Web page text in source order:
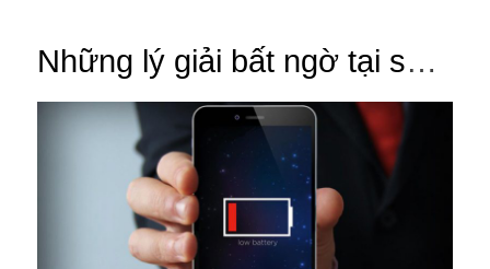
Những lý giải bất ngờ tại sao
iphone nhanh hết pin?